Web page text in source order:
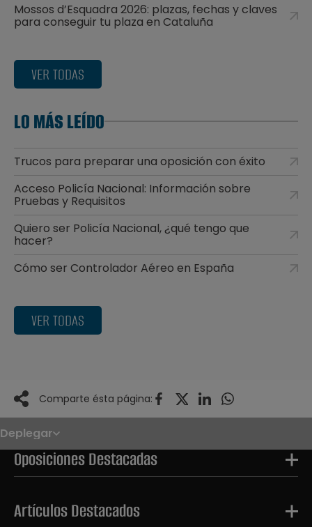
Mossos d’Esquadra 2026: plazas, fechas y claves
para conseguir tu plaza en Cataluña
VER TODAS
LO MÁS LEÍDO
Trucos para preparar una oposición con éxito
Acceso Policía Nacional: Información sobre
Pruebas y Requisitos
Quiero ser Policía Nacional, ¿qué tengo que
hacer?
Cómo ser Controlador Aéreo en España
VER TODAS
Comparte ésta página:
Deplegar
Noticias
Oposiciones
Convocatorias
Paso paso
OPE 2026
Oposiciones Destacadas
Artículos Destacados